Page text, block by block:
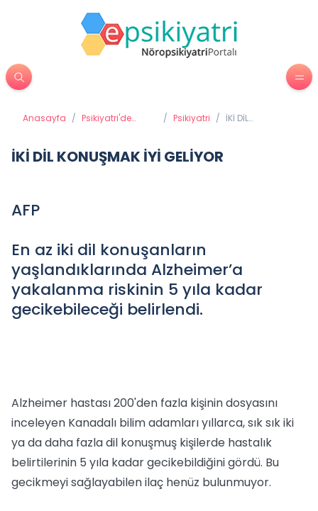
Anasayfa / Psikiyatri'de
/ Psikiyatri / İKİ DİL
İKİ DİL KONUŞMAK İYİ GELİYOR
AFP
En az iki dil konuşanların
yaşlandıklarında Alzheimer’a
yakalanma riskinin 5 yıla kadar
gecikebileceği belirlendi.
Alzheimer hastası 200'den fazla kişinin dosyasını
inceleyen Kanadalı bilim adamları yıllarca, sık sık iki
ya da daha fazla dil konuşmuş kişilerde hastalık
belirtilerinin 5 yıla kadar gecikebildiğini gördü. Bu
gecikmeyi sağlayabilen ilaç henüz bulunmuyor.